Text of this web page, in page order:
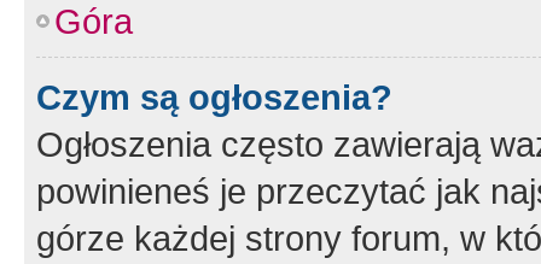
Góra
Czym są ogłoszenia?
Ogłoszenia często zawierają
powinieneś je przeczytać jak
górze każdej strony forum, w